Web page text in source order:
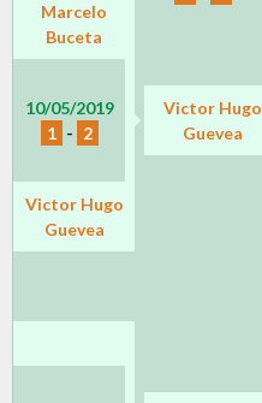
Marcelo
Buceta
10/05/2019
1 - 2
Victor Hugo
Guevea
Victor Hugo
Guevea